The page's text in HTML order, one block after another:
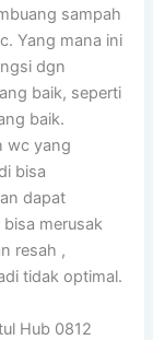
sampah
Yang mana ini
dgn
baik, seperti
baik.
wc yang
bisa
dapat
merusak
resah ,
tidak optimal.
Hub 0812